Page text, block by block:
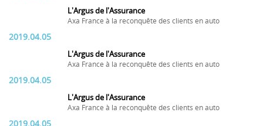
L'Argus de l'Assurance
Axa France à la reconquête des clients en auto
2019.04.05
L'Argus de l'Assurance
Axa France à la reconquête des clients en auto
2019.04.05
L'Argus de l'Assurance
Axa France à la reconquête des clients en auto
2019.04.05